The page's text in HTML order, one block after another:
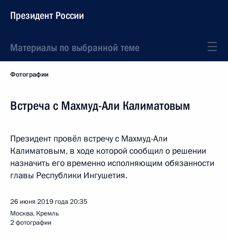
Президент России
Материалы по выбранной теме
Фотографии
Встреча с Махмуд-Али Калиматовым
Президент провёл встречу с Махмуд-Али
Калиматовым, в ходе которой сообщил о решении
назначить его временно исполняющим обязанности
главы Республики Ингушетия.
26 июня 2019 года20:35
Москва, Кремль
2 фотографии